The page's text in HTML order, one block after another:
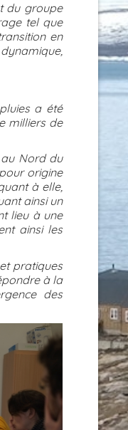
du groupe
tel que
en
a été
milliers de
Nord du
origine
à elle,
ainsi un
lieu à une
ainsi les
pratiques
à la
des